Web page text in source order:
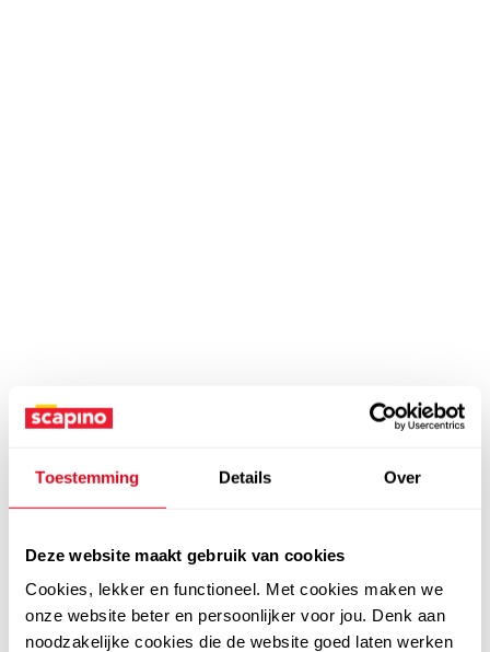
Toestemming Details Over
Deze website maakt gebruik van cookies
Cookies, lekker en functioneel. Met cookies maken we
onze website beter en persoonlijker voor jou. Denk aan
noodzakelijke cookies die de website goed laten werken